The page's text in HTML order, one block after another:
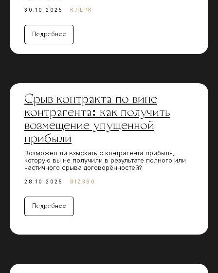
30.10.2025 КЛЕРК
Подробнее
Срыв контракта по вине
контрагента: как получить
возмещение упущенной
прибыли
Возможно ли взыскать с контрагента прибыль,
которую вы не получили в результате полного или
частичного срыва договорённостей?
28.10.2025 BIZ360
Подробнее